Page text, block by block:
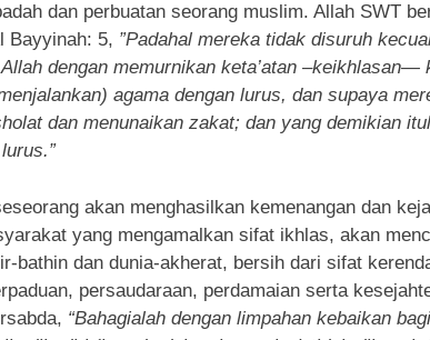
dan perbuatan seorang muslim. Allah SWT
Bayyinah: 5, ”Padahal mereka tidak disuruh
dengan memurnikan keta’atan –keikhlasan—
agama dengan lurus, dan supaya
dan menunaikan zakat; dan yang demikian
akan menghasilkan kemenangan dan
yang mengamalkan sifat ikhlas, akan
bathin dan dunia-akherat, bersih dari sifat
persaudaraan, perdamaian serta
“Bahagialah dengan limpahan kebaikan